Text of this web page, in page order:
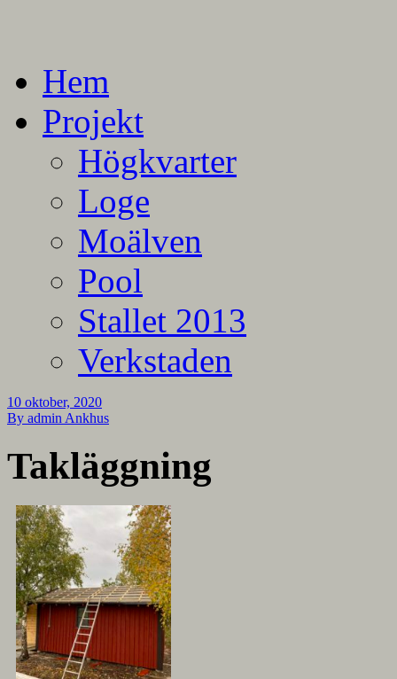
Hem
Projekt
Högkvarter
Loge
Moälven
Pool
Stallet 2013
Verkstaden
10 oktober, 2020
By admin Ankhus
Takläggning